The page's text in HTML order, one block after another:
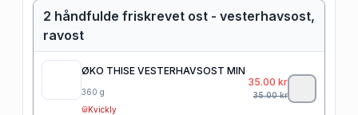
2 håndfulde friskrevet ost - vesterhavsost,
ravost
ØKO THISE VESTERHAVSOST MIN
360 g
Kvickly
35.00 kr
35.00kr